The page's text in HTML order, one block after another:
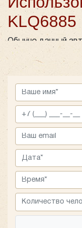
KLQ6885
Обычно данный
на свадебные
трансферы в
экскурсии
для
спортивных
для
Для свадьбы
недорого
время и маршрут
имеется
использовать
расписанию.